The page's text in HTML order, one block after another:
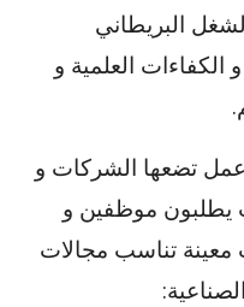
البريطاني
العلمية و
تضعها الشركات و
يطلبون موظفين و
تناسب مجالات